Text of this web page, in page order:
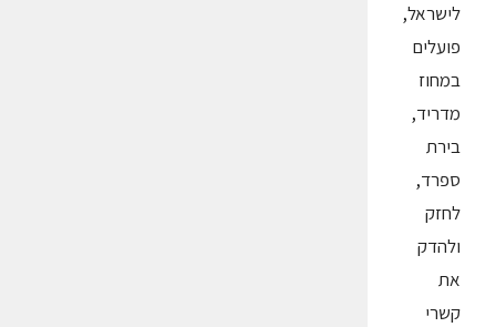
לישראל,
פועלים
במחוז
מדריד,
בירת
ספרד,
לחזק
ולהדק
את
קשרי